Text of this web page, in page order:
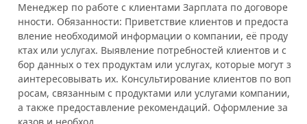
Менеджер по работе с клиентами Зарплата по договоре
нности. Обязанности: Приветствие клиентов и предоста
вление необходимой информации о компании, её проду
ктах или услугах. Выявление потребностей клиентов и с
бор данных о тех продуктам или услугах, которые могут з
аинтересовывать их. Консультирование клиентов по воп
росам, связанным с продуктами или услугами компании,
а также предоставление рекомендаций. Оформление за